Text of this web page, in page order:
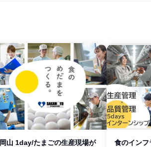
岡山 1day/たまごの生産現場が
食のインフ